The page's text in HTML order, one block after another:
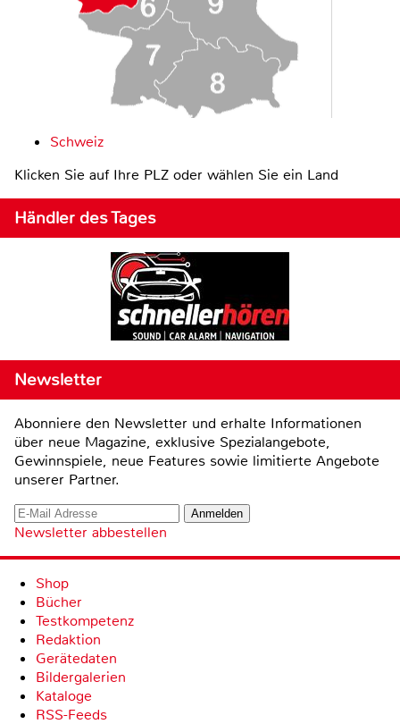
Schweiz
Klicken Sie auf Ihre PLZ oder wählen Sie ein Land
Händler des Tages
Newsletter
Abonniere den Newsletter und erhalte Informationen
über neue Magazine, exklusive Spezialangebote,
Gewinnspiele, neue Features sowie limitierte Angebote
unserer Partner.
Newsletter abbestellen
Shop
Bücher
Testkompetenz
Redaktion
Gerätedaten
Bildergalerien
Kataloge
RSS-Feeds